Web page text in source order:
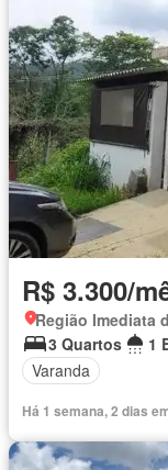
R$ 3.300/
3 Quartos
1
Varanda
Há 1 semana, 2 dias